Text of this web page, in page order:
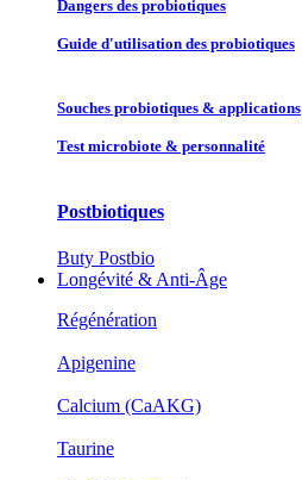
Dangers des probiotiques
Guide d'utilisation des probiotiques
Souches probiotique​s & applications
Test microbiote & personnalité
Postbiotiques
Buty Postbio
Longévité & Anti-Âge
Régénération
Apigenine
Calcium (CaAKG)
Taurine